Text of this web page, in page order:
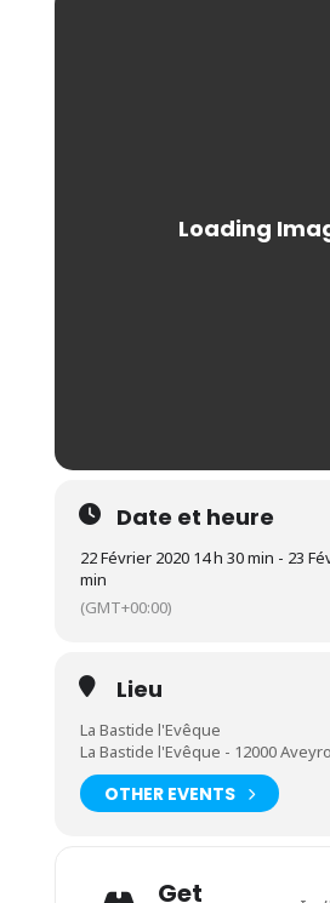
Date et heure
22 Février 2020 14 h 30 min - 23
min
(GMT+00:00)
Lieu
La Bastide l'Evêque
La Bastide l'Evêque - 12000
OTHER EVENTS
Get